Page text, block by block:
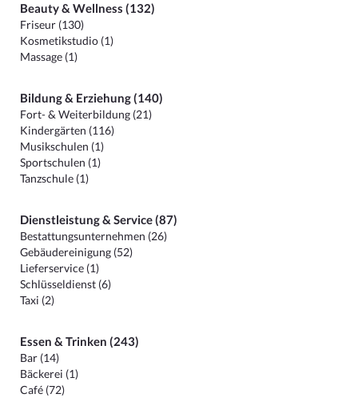
Beauty & Wellness (132)
Friseur (130)
Kosmetikstudio (1)
Massage (1)
Bildung & Erziehung (140)
Fort- & Weiterbildung (21)
Kindergärten (116)
Musikschulen (1)
Sportschulen (1)
Tanzschule (1)
Dienstleistung & Service (87)
Bestattungsunternehmen (26)
Gebäudereinigung (52)
Lieferservice (1)
Schlüsseldienst (6)
Taxi (2)
Essen & Trinken (243)
Bar (14)
Bäckerei (1)
Café (72)